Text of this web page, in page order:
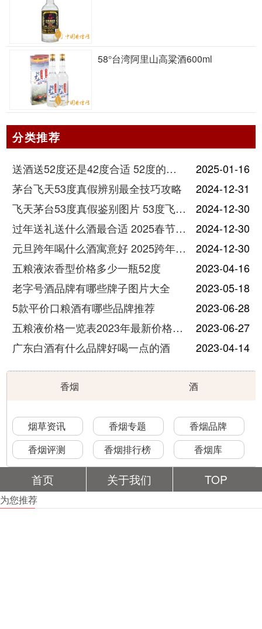
58°台湾阿里山高粱酒600ml
分类推荐
送酒送52度还是42度合适 52度的酒和42度的酒有什么区别
2025-01-16
茅台飞天53度真假辨别最全技巧攻略
2024-12-31
飞天茅台53度真假鉴别图片 53度飞天茅台怎么验真假
2024-12-30
过年送礼送什么酒最合适 2025春节送酒指南
2024-12-30
元旦跨年喝什么酒寓意好 2025跨年热门酒推荐
2024-12-30
五粮液浓香型价格多少一瓶52度
2023-04-16
老字号酒品牌有哪些牌子图片大全
2023-05-18
5款平价口粮酒有哪些品牌推荐
2023-06-28
五粮液价格一览表2023年最新价格及图片
2023-06-27
广东白酒有什么品牌好喝一点的酒
2023-04-14
香烟 酒
烟草资讯 香烟专题
香烟品牌
香烟评测
香烟排行榜 香烟库
首页 关于我们 TOP
为您推荐